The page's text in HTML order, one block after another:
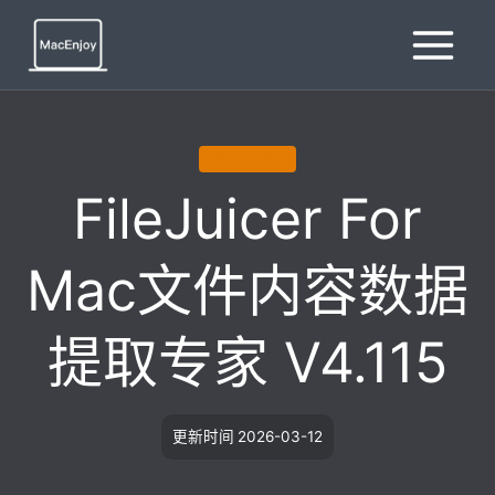
FileJuicer For
Mac文件内容数据
提取专家 V4.115
更新时间 2026-03-12